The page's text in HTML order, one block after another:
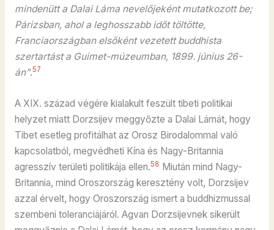
mindenütt a Dalai Láma nevelőjeként mutatkozott be;
Párizsban, ahol a leghosszabb időt töltötte,
Franciaországban elsőként vezetett buddhista
szertartást a Guimet-múzeumban, 1899. június 26-
án”.57
A XIX. század végére kialakult feszült tibeti politikai
helyzet miatt Dorzsijev meggyőzte a Dalai Lámát, hogy
Tibet esetleg profitálhat az Orosz Birodalommal való
kapcsolatból, megvédheti Kína és Nagy-Britannia
agresszív területi politikája ellen.58 Miután mind Nagy-
Britannia, mind Oroszország keresztény volt, Dorzsijev
azzal érvelt, hogy Oroszország ismert a buddhizmussal
szembeni toleranciájáról. Agvan Dorzsijevnek sikerült